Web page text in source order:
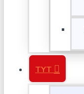
TYT